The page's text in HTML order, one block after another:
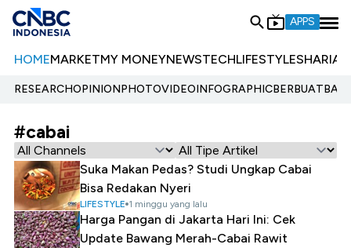
APPS
HOMEMARKETMY MONEYNEWSTECHLIFESTYLESHARIA
RESEARCHOPINIONPHOTOVIDEOINFOGRAPHIC
#cabai
Suka Makan Pedas? Studi Ungkap Cabai
Bisa Redakan Nyeri
LIFESTYLE 1 minggu yang lalu
Harga Pangan di Jakarta Hari Ini: Cek
Update Bawang Merah-Cabai Rawit